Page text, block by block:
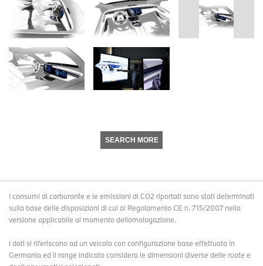
SEARCH MORE
I consumi di carburante e le emissioni di CO2 riportati sono stati determinati
sulla base delle disposizioni di cui al Regolamento CE n. 715/2007 nella
versione applicabile al momento dellomologazione.
I dati si riferiscono ad un veicolo con configurazione base effettuata in
Germania ed il range indicato considera le dimensioni diverse delle ruote e